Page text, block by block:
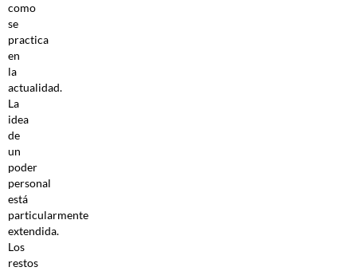
como
se
practica
en
la
actualidad.
La
idea
de
un
poder
personal
está
particularmente
extendida.
Los
restos